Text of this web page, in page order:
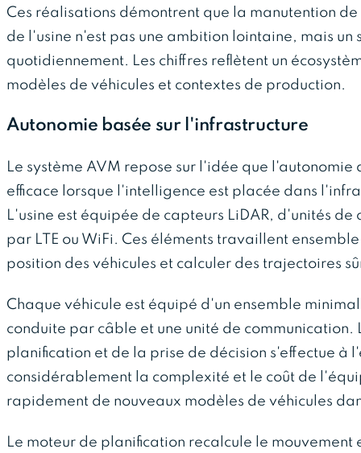
Ces réalisations démontrent que la manutention
de l'usine n'est pas une ambition lointaine, mais un
quotidiennement. Les chiffres reflètent un
modèles de véhicules et contextes de production.
Autonomie basée sur l'infrastructure
Le système AVM repose sur l'idée que l'autonomie
efficace lorsque l'intelligence est placée dans
L'usine est équipée de capteurs LiDAR, d'unités
par LTE ou WiFi. Ces éléments travaillent
position des véhicules et calculer des trajectoires
Chaque véhicule est équipé d'un ensemble
conduite par câble et une unité de
planification et de la prise de décision s'effectue à
considérablement la complexité et le coût de
rapidement de nouveaux modèles de véhicules
Le moteur de planification recalcule le mouvement